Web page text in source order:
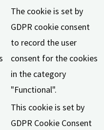
The cookie is set by
GDPR cookie consent
to record the user
consent for the cookies
in the category
"Functional".
This cookie is set by
GDPR Cookie Consent